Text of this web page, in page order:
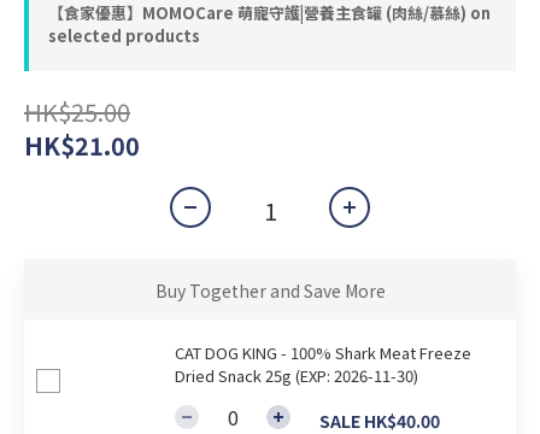
【食家優惠】MOMOCare 萌寵守護|營養主食罐 (肉絲/慕絲) on
selected products
HK$25.00
HK$21.00
Buy Together and Save More
CAT DOG KING - 100% Shark Meat Freeze
Dried Snack 25g (EXP: 2026-11-30)
SALE HK$40.00